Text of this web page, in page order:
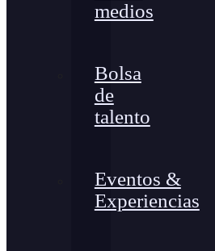
medios
Bolsa
de
talento
Eventos &
Experiencias